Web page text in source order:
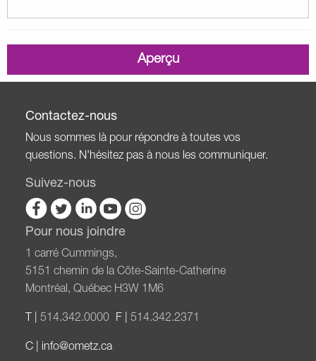
Contactez-nous
Nous sommes là pour répondre à toutes vos
questions. N'hésitez pas à nous les communiquer.
Suivez-nous
Pour nous joindre
1 carré Cummings,
5151 chemin de la Côte-Sainte-Catherine
Montréal, Québec H3W 1M6
T | 514.342.0000 F | 514.342.2371
C | info@ometz.ca